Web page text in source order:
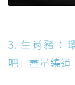
3. 生肖豬：
吧」盡量繞道